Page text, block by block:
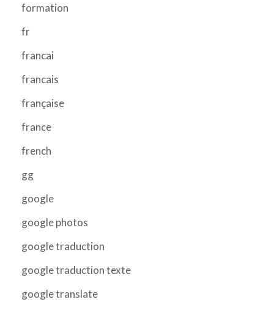
formation
fr
francai
francais
française
france
french
gg
google
google photos
google traduction
google traduction texte
google translate